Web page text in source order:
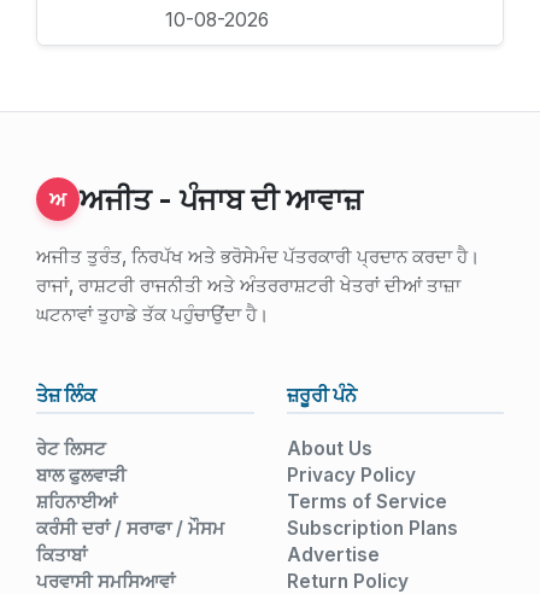
10-08-2026
ਅ ਅਜੀਤ - ਪੰਜਾਬ ਦੀ ਆਵਾਜ਼
ਅਜੀਤ ਤੁਰੰਤ, ਨਿਰਪੱਖ ਅਤੇ ਭਰੋਸੇਮੰਦ ਪੱਤਰਕਾਰੀ ਪ੍ਰਦਾਨ ਕਰਦਾ ਹੈ।
ਰਾਜਾਂ, ਰਾਸ਼ਟਰੀ ਰਾਜਨੀਤੀ ਅਤੇ ਅੰਤਰਰਾਸ਼ਟਰੀ ਖੇਤਰਾਂ ਦੀਆਂ ਤਾਜ਼ਾ
ਘਟਨਾਵਾਂ ਤੁਹਾਡੇ ਤੱਕ ਪਹੁੰਚਾਉਂਦਾ ਹੈ।
ਤੇਜ਼ ਲਿੰਕ
ਰੇਟ ਲਿਸਟ
ਬਾਲ ਫੁਲਵਾੜੀ
ਸ਼ਹਿਨਾਈਆਂ
ਕਰੰਸੀ ਦਰਾਂ / ਸਰਾਫਾ / ਮੌਸਮ
ਕਿਤਾਬਾਂ
ਪਰਵਾਸੀ ਸਮਸਿਆਵਾਂ
ਜ਼ਰੂਰੀ ਪੰਨੇ
About Us
Privacy Policy
Terms of Service
Subscription Plans
Advertise
Return Policy